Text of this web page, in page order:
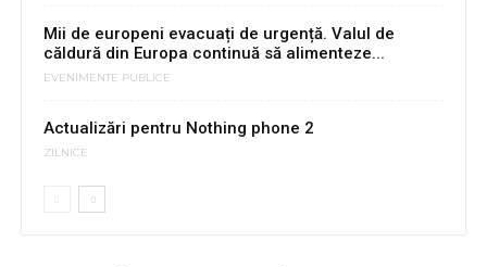
Mii de europeni evacuați de urgență. Valul de
căldură din Europa continuă să alimenteze...
EVENIMENTE PUBLICE
Actualizări pentru Nothing phone 2
ZILNICE